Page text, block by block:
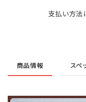
支払い方法
商品情報 スペ